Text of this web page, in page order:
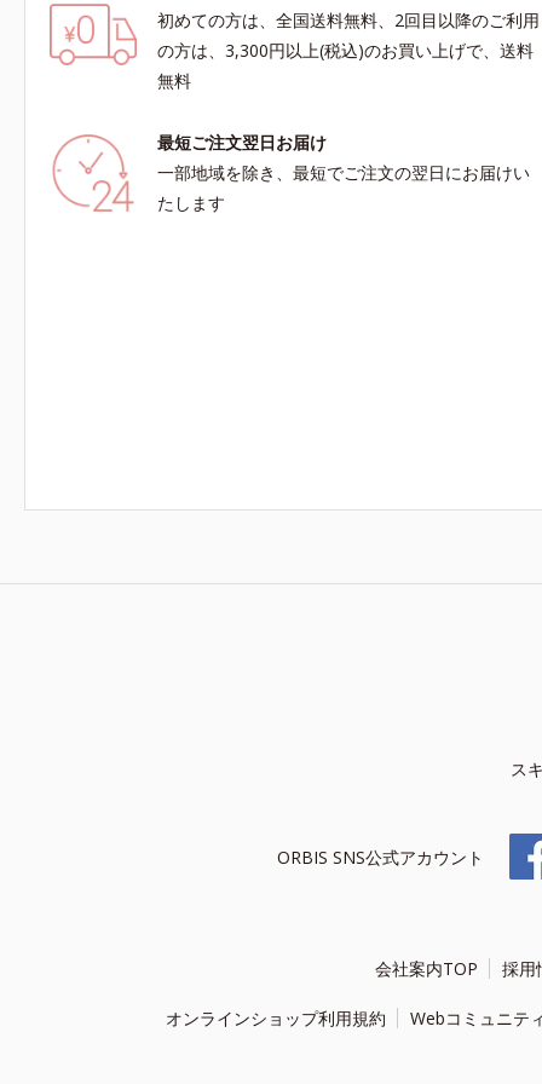
初めての方は、全国送料無料、2回目以降のご利用
の方は、3,300円以上(税込)のお買い上げで、送料
無料
最短ご注文翌日お届け
一部地域を除き、最短でご注文の翌日にお届けい
たします
ス
ORBIS SNS公式アカウント
会社案内TOP 採用
オンラインショップ利用規約 Webコミュニテ